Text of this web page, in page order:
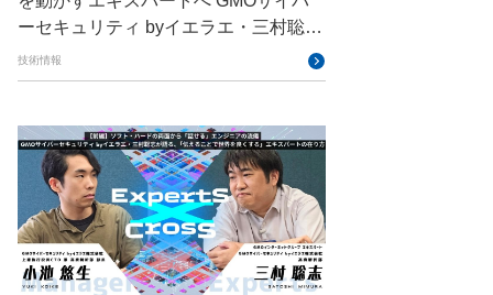
Hack-1グランプリ IETF
Java JJUG JSAI2026
K8s Kaigi on Rails
Kids VALLEY LLM MCP
MetaMask MySQL NFT
ーセキュリティ byイエラエ・三村聡志
が描く、「安全なロボット」を実現す
る世界
技術情報